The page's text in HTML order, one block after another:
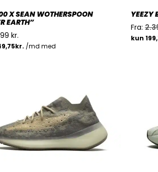
X SEAN WOTHERSPOON
EARTH”
kr.
YEEZY
Fra: